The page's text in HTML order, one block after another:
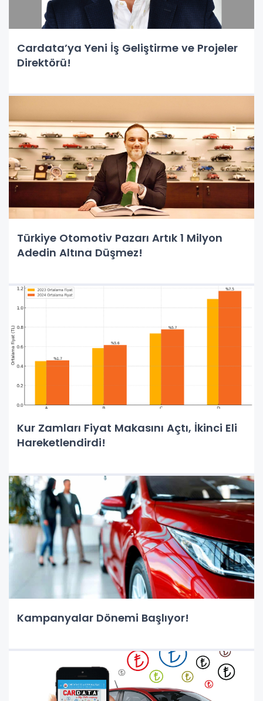
Cardata’ya Yeni İş Geliştirme ve Projeler
Direktörü!
Türkiye Otomotiv Pazarı Artık 1 Milyon
Adedin Altına Düşmez!
Kur Zamları Fiyat Makasını Açtı, İkinci Eli
Hareketlendirdi!
Kampanyalar Dönemi Başlıyor!